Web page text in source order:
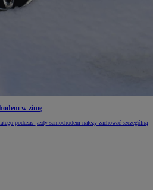
w zimę
podczas jazdy samochodem należy zachować szczególną